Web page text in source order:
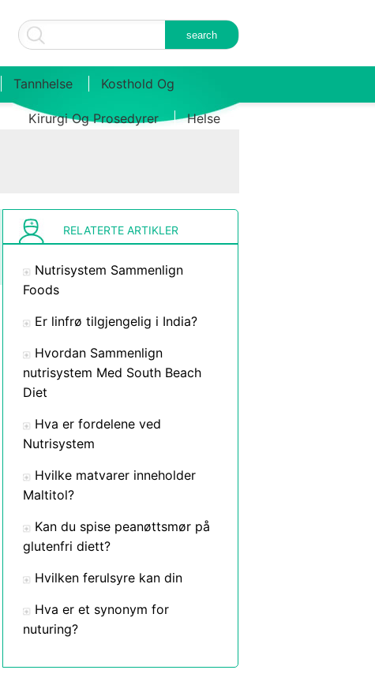
Tannhelse Kosthold Og
Kirurgi Og Prosedyrer Helse
RELATERTE ARTIKLER
Nutrisystem Sammenlign
Foods
Er linfrø tilgjengelig i India?
Hvordan Sammenlign
nutrisystem Med South Beach
Diet
Hva er fordelene ved
Nutrisystem
Hvilke matvarer inneholder
Maltitol?
Kan du spise peanøttsmør på
glutenfri diett?
Hvilken ferulsyre kan din
Hva er et synonym for
nuturing?